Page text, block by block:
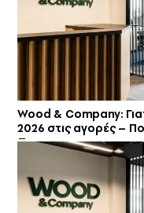
Wood & Company:
2026 στις αγορές –